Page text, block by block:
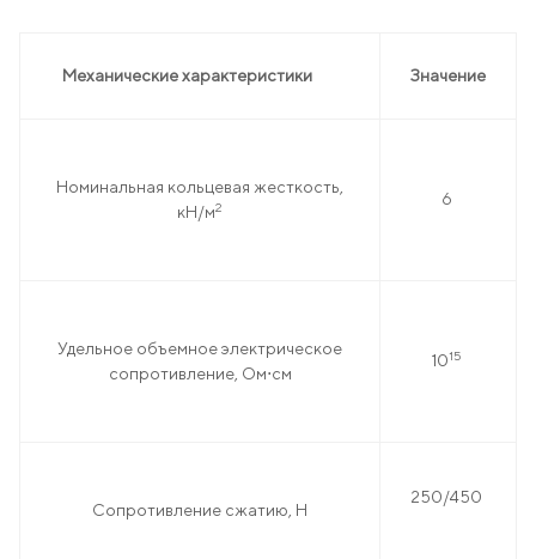
Механические характеристики Значение
Номинальная кольцевая жесткость,
кН/м2 6
Удельное объемное электрическое
сопротивление, Ом⋅см
1015
Сопротивление сжатию, Н
250/450